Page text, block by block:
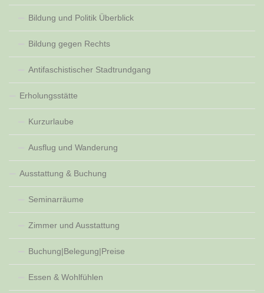
Bildung und Politik Überblick
Bildung gegen Rechts
Antifaschistischer Stadtrundgang
Erholungsstätte
Kurzurlaube
Ausflug und Wanderung
Ausstattung & Buchung
Seminarräume
Zimmer und Ausstattung
Buchung|Belegung|Preise
Essen & Wohlfühlen